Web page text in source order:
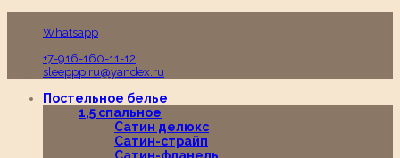
Whatsapp
+7-916-160-11-12
sleeppp.ru@yandex.ru
Постельное белье
1,5 спальное
Сатин делюкс
Сатин-страйп